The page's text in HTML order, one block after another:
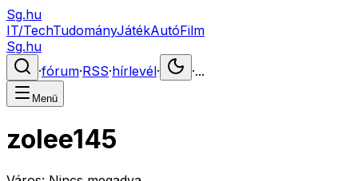
Sg.hu
IT/TechTudományJátékAutóFilm
Sg.hu
·fórum·RSS·hírlevél· ·...
Menü
zolee145